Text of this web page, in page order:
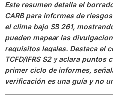
Este resumen detalla el
CARB para informes de
el clima bajo SB 261,
pueden mapear las
requisitos legales. Destaca el
TCFD/IFRS S2 y aclara
primer ciclo de informes,
verificación es una guía y no